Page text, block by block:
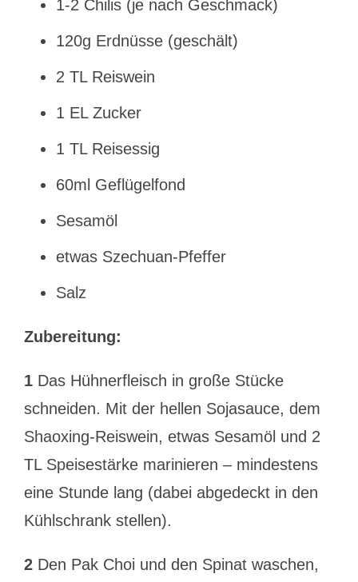
1-2 Chilis (je nach Geschmack)
120g Erdnüsse (geschält)
2 TL Reiswein
1 EL Zucker
1 TL Reisessig
60ml Geflügelfond
Sesamöl
etwas Szechuan-Pfeffer
Salz
Zubereitung:
1Das Hühnerfleisch in große Stücke
schneiden. Mit der hellen Sojasauce, dem
Shaoxing-Reiswein, etwas Sesamöl und 2
TL Speisestärke marinieren – mindestens
eine Stunde lang (dabei abgedeckt in den
Kühlschrank stellen).
2Den Pak Choi und den Spinat waschen,